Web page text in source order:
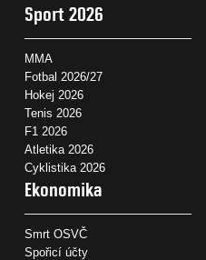
Sport 2026
MMA
Fotbal 2026/27
Hokej 2026
Tenis 2026
F1 2026
Atletika 2026
Cyklistika 2026
Ekonomika
Smrt OSVČ
Spořicí účty